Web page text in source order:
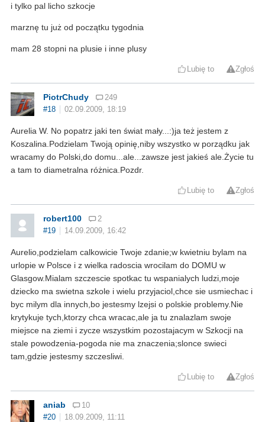
i tylko pal licho szkocje
marznę tu już od początku tygodnia
mam 28 stopni na plusie i inne plusy
Lubię to Zgłoś
PiotrChudy
249
#18
02.09.2009, 18:19
Aurelia W. No popatrz jaki ten świat mały...:)ja też jestem z
Koszalina.Podzielam Twoją opinię,niby wszystko w porządku jak
wracamy do Polski,do domu...ale...zawsze jest jakieś ale.Życie tu
a tam to diametralna różnica.Pozdr.
Lubię to Zgłoś
robert100
2
#19
14.09.2009, 16:42
Aurelio,podzielam calkowicie Twoje zdanie;w kwietniu bylam na
urlopie w Polsce i z wielka radoscia wrocilam do DOMU w
Glasgow.Mialam szczescie spotkac tu wspanialych ludzi,moje
dziecko ma swietna szkole i wielu przyjaciol,chce sie usmiechac i
byc milym dla innych,bo jestesmy lzejsi o polskie problemy.Nie
krytykuje tych,ktorzy chca wracac,ale ja tu znalazlam swoje
miejsce na ziemi i zycze wszystkim pozostajacym w Szkocji na
stale powodzenia-pogoda nie ma znaczenia;slonce swieci
tam,gdzie jestesmy szczesliwi.
Lubię to Zgłoś
aniab
10
#20
18.09.2009, 11:11